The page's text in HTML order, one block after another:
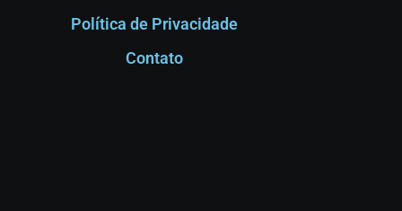
Política de Privacidade
Contato